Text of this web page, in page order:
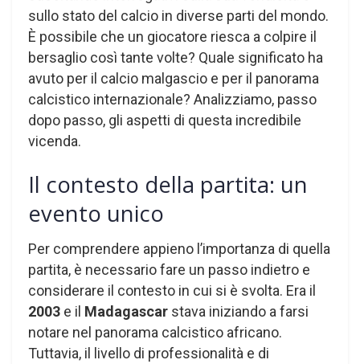
sullo stato del calcio in diverse parti del mondo.
È possibile che un giocatore riesca a colpire il
bersaglio così tante volte? Quale significato ha
avuto per il calcio malgascio e per il panorama
calcistico internazionale? Analizziamo, passo
dopo passo, gli aspetti di questa incredibile
vicenda.
Il contesto della partita: un
evento unico
Per comprendere appieno l’importanza di quella
partita, è necessario fare un passo indietro e
considerare il contesto in cui si è svolta. Era il
2003 e il Madagascar stava iniziando a farsi
notare nel panorama calcistico africano.
Tuttavia, il livello di professionalità e di